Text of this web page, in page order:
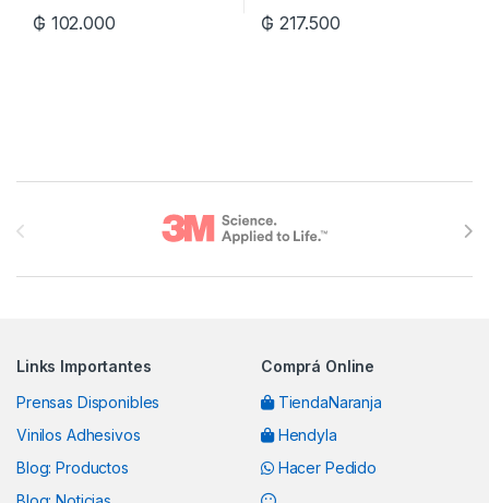
₲ 102.000 ₲ 217.500
Links Importantes
Prensas Disponibles
Vinilos Adhesivos
Blog: Productos
Comprá Online
TiendaNaranja
Hendyla
Hacer Pedido